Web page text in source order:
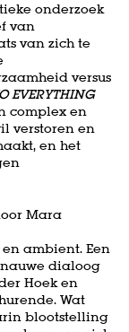
onderzoek
van
van zich te
versus
EVERYTHING
complex en
verstoren en
en het
Mara
ambient. Een
dialoog
Hoek en
Wat
blootstelling